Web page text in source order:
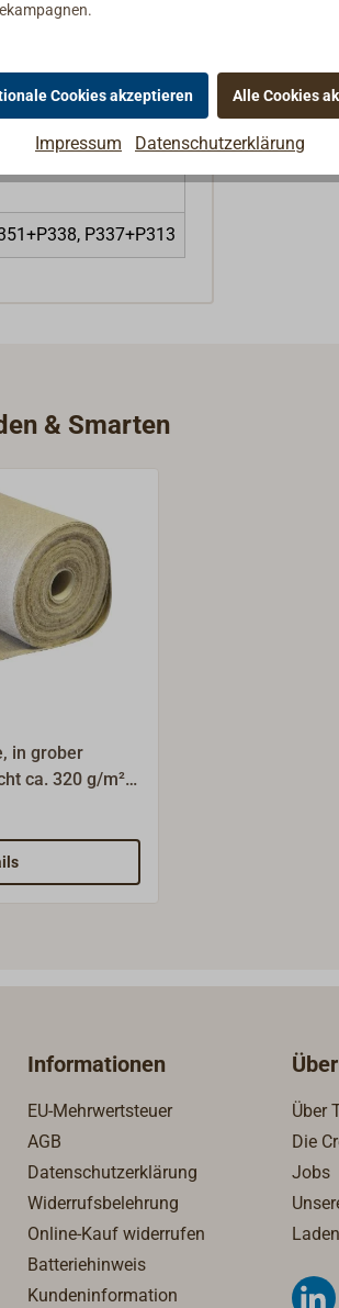
P337+P313
& Smarten
in grober
ca. 320 g/m²,
wird in der
(Bewickeln
eines Drahtes
Informationen
EU-Mehrwertsteuer
AGB
Datenschutzerklärung
Widerrufsbelehrung
Online-Kauf widerrufen
Batteriehinweis
Kundeninformation
Über
Die
Jobs
Cookies akzeptieren Alle Cookies
Impressum Datenschutzerklärung